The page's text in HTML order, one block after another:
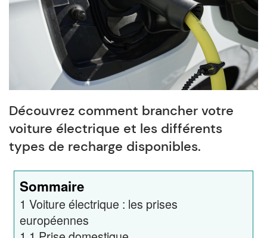
Découvrez comment brancher votre
voiture électrique et les différents
types de recharge disponibles.
Sommaire
1 Voiture électrique : les prises
européennes